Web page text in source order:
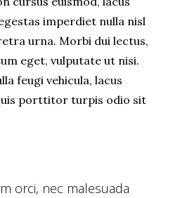
imperdiet nulla nisl
urna. Morbi dui lectus,
eget, vulputate ut nisi.
feugi vehicula, lacus
porttitor turpis odio sit
orci, nec malesuada